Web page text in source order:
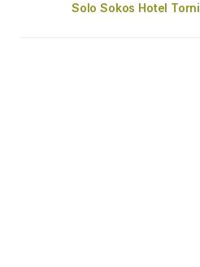
Solo Sokos Hotel Torni